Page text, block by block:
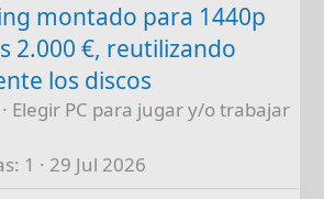
montado para 1440p
2.000 €, reutilizando
los discos
Elegir PC para jugar y/o trabajar
1 29 Jul 2026